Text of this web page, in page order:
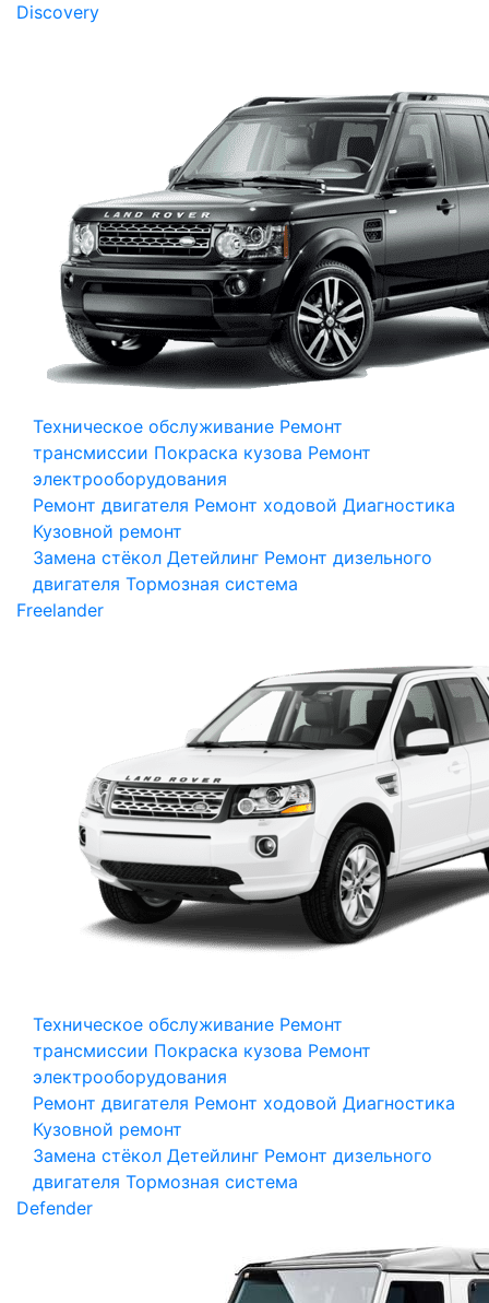
Discovery
Техническое обслуживание Ремонт
трансмиссии Покраска кузова Ремонт
электрооборудования
Ремонт двигателя Ремонт ходовой Диагностика
Кузовной ремонт
Замена стёкол Детейлинг Ремонт дизельного
двигателя Тормозная система
Freelander
Техническое обслуживание Ремонт
трансмиссии Покраска кузова Ремонт
электрооборудования
Ремонт двигателя Ремонт ходовой Диагностика
Кузовной ремонт
Замена стёкол Детейлинг Ремонт дизельного
двигателя Тормозная система
Defender